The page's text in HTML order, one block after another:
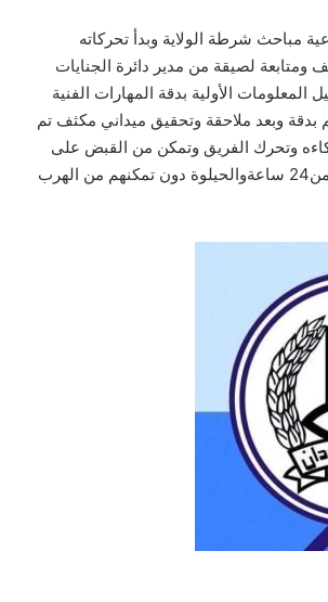
مباحث شرطة الولاية وبدأ تحركاته
لصيقة من مدير دائرة الجنايات
المعلومات الأولية بدقة المهارات الفنية
وبعد ملاحقة وتحقيق ميداني مكثف تم
وتحرك الفريق وتمكن من القبض على
المتهم الثاني والثالث وبحوزتهما المسروقات في أقل من24 ساعةوالحيلوة دون تمكنهم من الهرب